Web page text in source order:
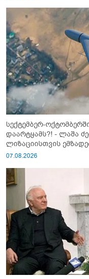
სექტემბერ-
დაარტყამს?! - ლაშა
ლიზაციისთვის
გაიწვიონ ომში"
07.08.2026